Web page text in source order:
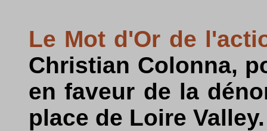
Le Mot d'Or de
Christian Colonna,
en faveur de la
place de Loire Valley.